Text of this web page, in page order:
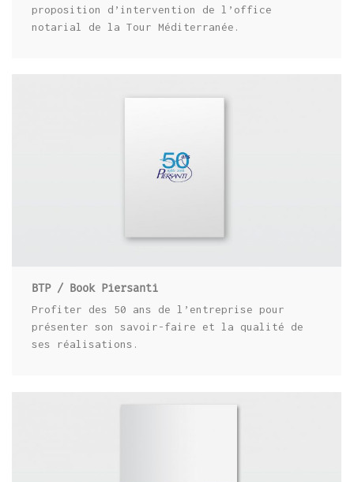
proposition d’intervention de l’office
notarial de la Tour Méditerranée.
BTP / BOOK PIERSANTI
BTP / Book Piersanti
Profiter des 50 ans de l’entreprise pour
présenter son savoir-faire et la qualité de
ses réalisations.